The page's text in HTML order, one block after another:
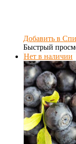
Добавить в
Быстрый
Нет в наличии